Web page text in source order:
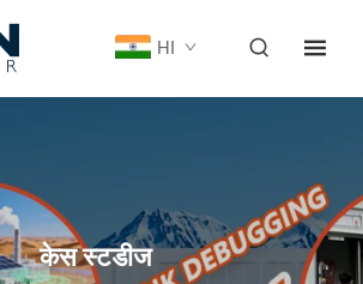
HI
केस स्टडीज